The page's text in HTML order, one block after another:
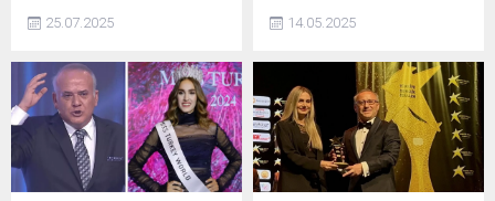
söz ettiren Dr. Ree Adel, bu
kullanımıyla alakalı
alışılmadık bir öneri ile
gündeme bomba gibi düştü.
İşte yağlı saçlardan şikayetçi
olan kişilerin hayatını
kolaylaştıracak o kuru
25.07.2025
ve azalan satışlar nedeniyle
radikal bir karara imza attı.
Şirket, maliyetleri düşürüp
yeniden kara geçmek
amacıyla dünya genelinde
1.700 kişiyi işten
çıkaracağını açıkladı.
14.05.2025